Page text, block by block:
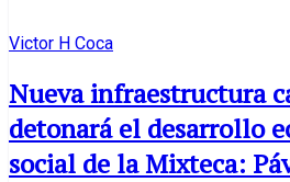
Victor H Coca
Nueva infraestructura
detonará el desarrollo
social de la Mixteca: